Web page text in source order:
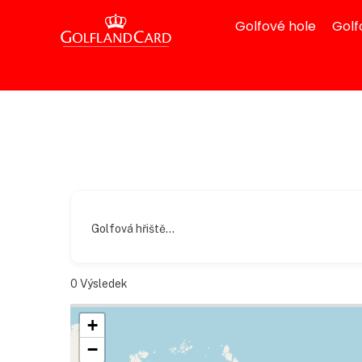
Golfové hole
Golfová hřiště...
0 Výsledek
+
−